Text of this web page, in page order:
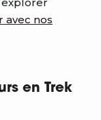
avec nos
en Trek